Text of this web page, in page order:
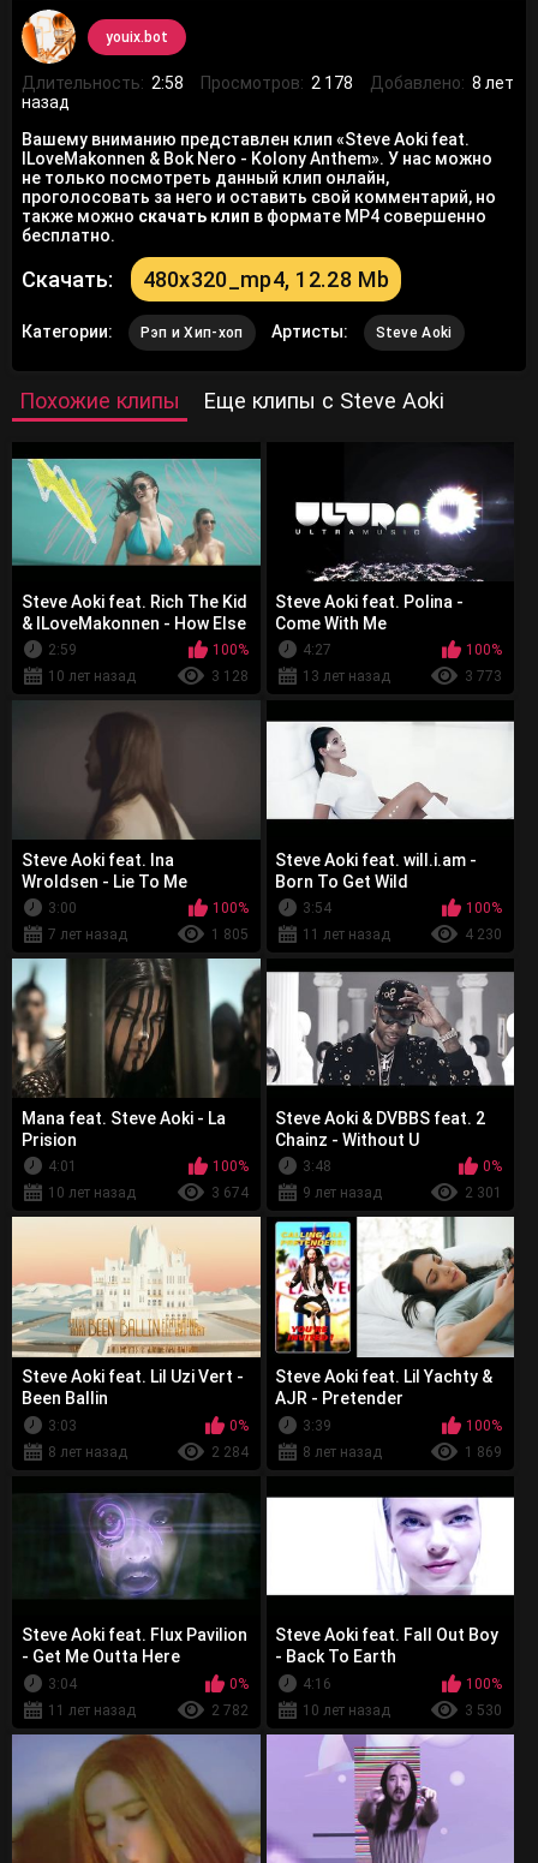
youix.bot
Длительность: 2:58 Просмотров: 2 178 Добавлено: 8 лет
назад
Вашему вниманию представлен клип «Steve Aoki feat.
ILoveMakonnen & Bok Nero - Kolony Anthem». У нас можно
не только посмотреть данный клип онлайн,
проголосовать за него и оставить свой комментарий, но
также можно скачать клип в формате MP4 совершенно
бесплатно.
Скачать: 480x320_mp4, 12.28 Mb
Категории: Рэп и Хип-хоп Артисты: Steve Aoki
Похожие клипы Еще клипы с Steve Aoki
Steve Aoki feat. Rich The Kid
& ILoveMakonnen - How Else
2:59
100%
10 лет назад
3 128
Steve Aoki feat. Polina -
Come With Me
4:27
100%
13 лет назад
3 773
Steve Aoki feat. Ina
Wroldsen - Lie To Me
3:00
100%
7 лет назад
1 805
Steve Aoki feat. will.i.am -
Born To Get Wild
3:54
100%
11 лет назад
4 230
Mana feat. Steve Aoki - La
Prision
4:01
100%
10 лет назад
3 674
Steve Aoki & DVBBS feat. 2
Chainz - Without U
3:48
0%
9 лет назад
2 301
Steve Aoki feat. Lil Uzi Vert -
Been Ballin
3:03
0%
8 лет назад
2 284
Steve Aoki feat. Lil Yachty &
AJR - Pretender
3:39
100%
8 лет назад
1 869
Steve Aoki feat. Flux Pavilion
- Get Me Outta Here
3:04
0%
11 лет назад
2 782
Steve Aoki feat. Fall Out Boy
- Back To Earth
4:16
100%
10 лет назад
3 530